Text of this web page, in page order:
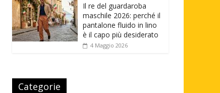
Il re del guardaroba
maschile 2026: perché il
pantalone fluido in lino
è il capo più desiderato
4 Maggio 2026
Categorie